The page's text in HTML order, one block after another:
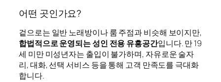
어떤 곳인가요?
겉으로는 일반 노래방이나 룸 주점과 비슷해 보이지만,
합법적으로 운영되는 성인 전용 유흥공간입니다. 만 19
세 미만 미성년자는 출입이 불가하며, 자유로운 술자
리, 대화, 선택 서비스 등을 통해 고객 만족도를 극대화
합니다.